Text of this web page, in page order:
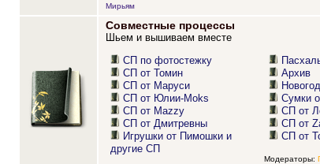
Мирьям
Совместные процессы
Шьем и вышиваем вместе
СП по фотостежку
СП от Томин
СП от Маруси
СП от Юлии-Moks
СП от Mazzy
СП от Дмитревны
Игрушки от Пимошки и
другие СП
Архив
Сумки
СП от
СП от
СП от
Модераторы: